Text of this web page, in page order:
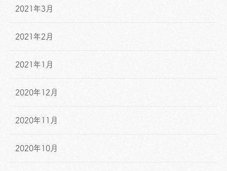
2021年3月
2021年2月
2021年1月
2020年12月
2020年11月
2020年10月